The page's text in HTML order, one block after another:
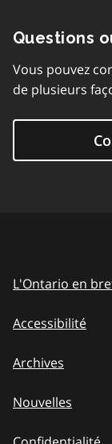
Questions
Vous pouvez
de plusieurs
L'Ontario en
Accessibilité
Archives
Nouvelles